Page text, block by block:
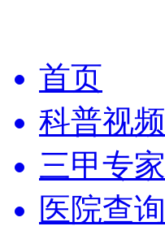
首页
科普视频
三甲专家
医院查询